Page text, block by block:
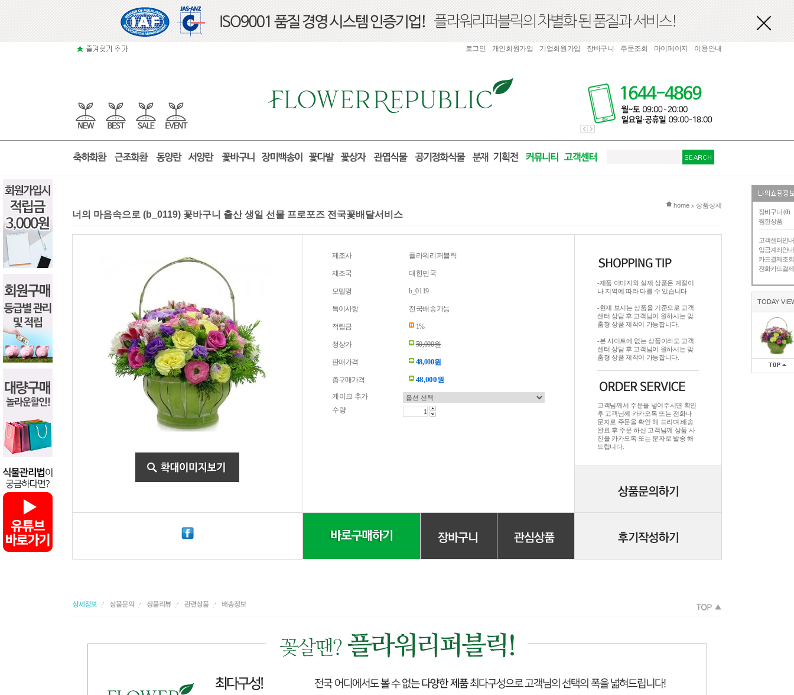
장바구니 (0)
찜한상품
고객센터안내
입금계좌안내
카드결제조회
전화카드결제
TODAY
로그인 개인회원가입 기업회원가입 장바구니 주문조회 마이페이지 이용안내
현재 위치
home > 상품상세
너의 마음속으로 (b_0119) 꽃바구니 출산 생일 선물 프로포즈 전국꽃배달서비스
제조사 플라워리퍼블릭
제조국 대한민국
모델명 b_0119
특이사항 전국배송가능
적립금 1%
정상가 50,000원
판매가격 48,000원
총구매가격 48,000원
케이크 추가
수량
-제품 이미지와 실제 상품은 계절이
나 지역에 따라 다를 수 있습니다.
-현재 보시는 상품을 기준으로 고객
센터 상담 후 고객님이 원하시는 맞
춤형 상품 제작이 가능합니다.
-본 사이트에 없는 상품이라도 고객
센터 상담 후 고객님이 원하시는 맞
춤형 상품 제작이 가능합니다.
고객님께서 주문을 넣어주시면 확인
후 고객님께 카카오톡 또는 전화나
문자로 주문을 확인 해 드리며.배송
완료 후 주문 하신 고객님께 상품 사
진을 카카오톡 또는 문자로 발송 해
드립니다.